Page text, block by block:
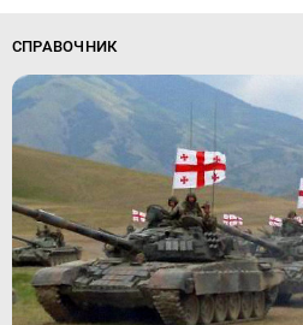
СПРАВОЧНИК